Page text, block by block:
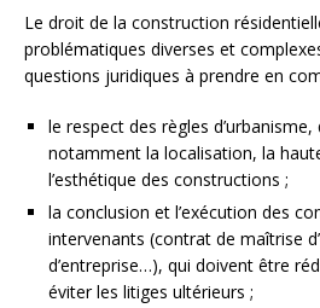
Le droit de la construction
problématiques diverses et
questions juridiques à prendre en
le respect des règles
notamment la localisation, la
l’esthétique des constructions ;
la conclusion et l’exécution des
intervenants (contrat de maîtrise
d’entreprise…), qui doivent être
éviter les litiges ultérieurs ;